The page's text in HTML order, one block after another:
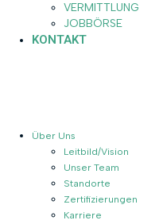
VERMITTLUNG
JOBBÖRSE
KONTAKT
Über Uns
Leitbild/Vision
Unser Team
Standorte
Zertifizierungen
Karriere